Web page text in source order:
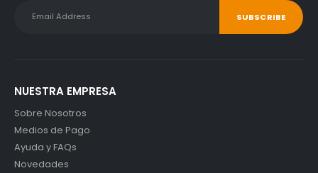
NUESTRA EMPRESA
Sobre Nosotros
Medios de Pago
Ayuda y FAQs
Novedades